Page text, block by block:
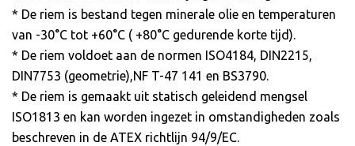
* De riem is bestand tegen minerale olie en temperaturen
van -30°C tot +60°C ( +80°C gedurende korte tijd).
* De riem voldoet aan de normen ISO4184, DIN2215,
DIN7753 (geometrie),NF T-47 141 en BS3790.
* De riem is gemaakt uit statisch geleidend mengsel
ISO1813 en kan worden ingezet in omstandigheden zoals
beschreven in de ATEX richtlijn 94/9/EC.